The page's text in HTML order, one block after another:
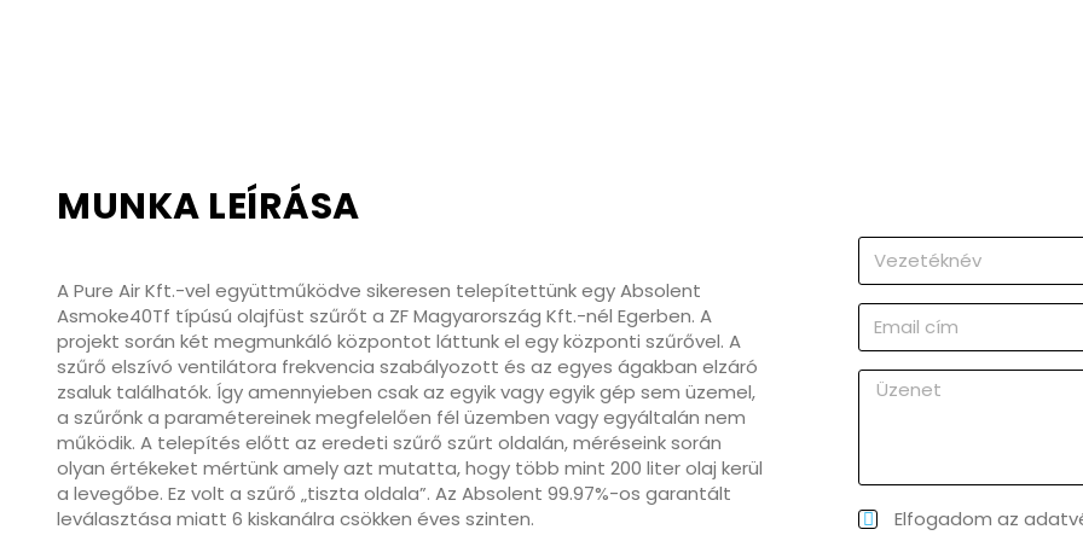
MUNKA LEÍRÁSA
A Pure Air Kft.-vel együttműködve sikeresen telepítettünk egy Absolent
Asmoke40Tf típúsú olajfüst szűrőt a ZF Magyarország Kft.-nél Egerben. A
projekt során két megmunkáló központot láttunk el egy központi szűrővel. A
szűrő elszívó ventilátora frekvencia szabályozott és az egyes ágakban elzáró
zsaluk találhatók. Így amennyieben csak az egyik vagy egyik gép sem üzemel,
a szűrőnk a paramétereinek megfelelően fél üzemben vagy egyáltalán nem
működik. A telepítés előtt az eredeti szűrő szűrt oldalán, méréseink során
olyan értékeket mértünk amely azt mutatta, hogy több mint 200 liter olaj kerül
a levegőbe. Ez volt a szűrő „tiszta oldala”. Az Absolent 99.97%-os garantált
leválasztása miatt 6 kiskanálra csökken éves szinten.
Elfogadom az